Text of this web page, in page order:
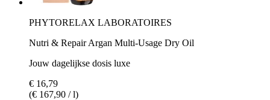
PHYTORELAX LABORATOIRES
Nutri & Repair Argan Multi-Usage Dry Oil
Jouw dagelijkse dosis luxe
€ 16,79
(€ 167,90 / l)